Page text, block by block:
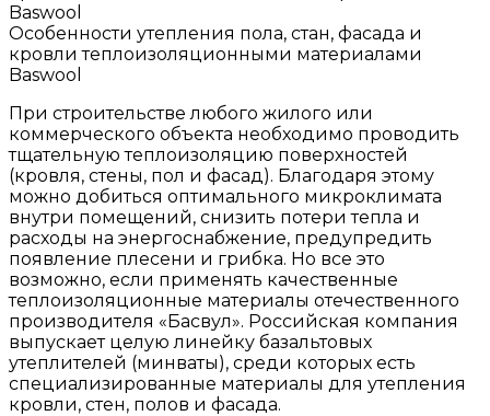
Особенности утепления пола, стан, фасада и
кровли теплоизоляционными материалами
Baswool
При строительстве любого жилого или
коммерческого объекта необходимо проводить
тщательную теплоизоляцию поверхностей
(кровля, стены, пол и фасад). Благодаря этому
можно добиться оптимального микроклимата
внутри помещений, снизить потери тепла и
расходы на энергоснабжение, предупредить
появление плесени и грибка. Но все это
возможно, если применять качественные
теплоизоляционные материалы отечественного
производителя «Басвул». Российская компания
выпускает целую линейку базальтовых
утеплителей (минваты), среди которых есть
специализированные материалы для утепления
кровли, стен, полов и фасада.